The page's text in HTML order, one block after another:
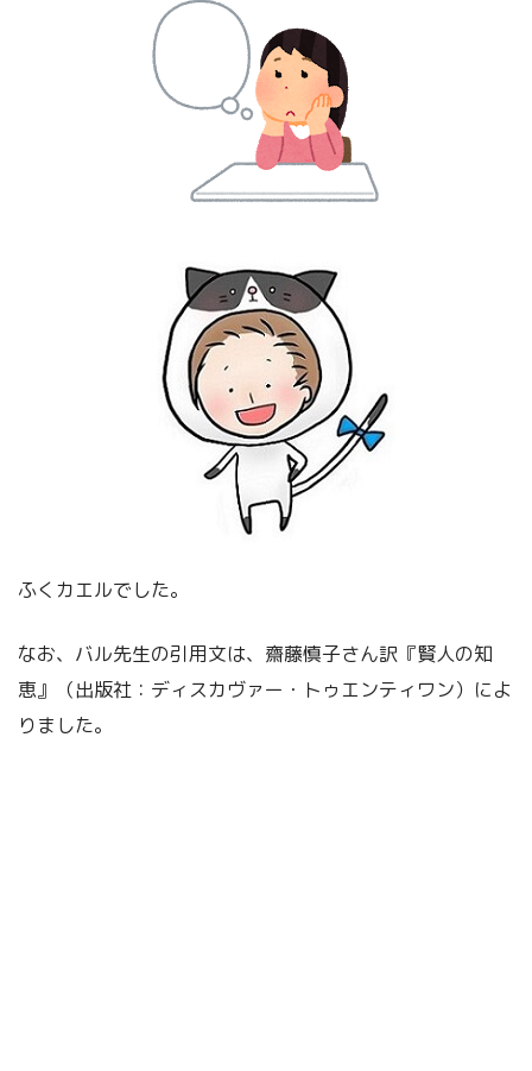
ふくカエルでした。
なお、バル先生の引用文は、齋藤慎子さん訳『賢人の知
恵』（出版社：ディスカヴァー・トゥエンティワン）によ
りました。